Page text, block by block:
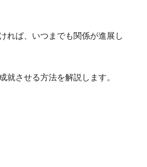
れば、いつまでも関係が進展し
就させる方法を解説します。